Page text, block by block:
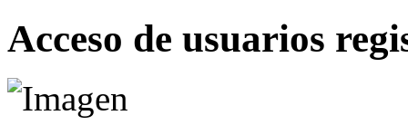
Acceso de usuarios